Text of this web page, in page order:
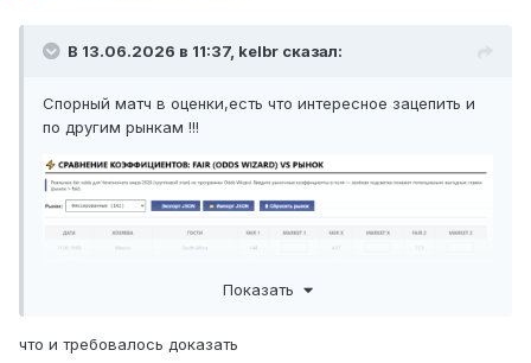
В 13.06.2026 в 11:37, kelbr сказал:
Спорный матч в оценки,есть что интересное зацепить и
по другим рынкам !!!
Показать
что и требовалось доказать